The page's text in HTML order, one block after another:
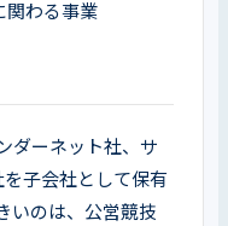
関わる事業
ダーネット社、サ
子会社として保有
いのは、公営競技